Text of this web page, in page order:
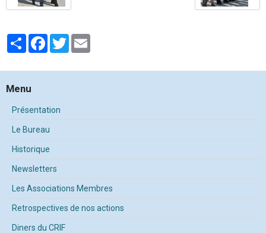
PartagerFacebook
Twitter
Menu
Présentation
Le Bureau
Historique
Newsletters
Les Associations Membres
Retrospectives de nos actions
Diners du CRIF